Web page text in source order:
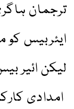
ترجمان
ایئربیس کو
لیکن ائیر